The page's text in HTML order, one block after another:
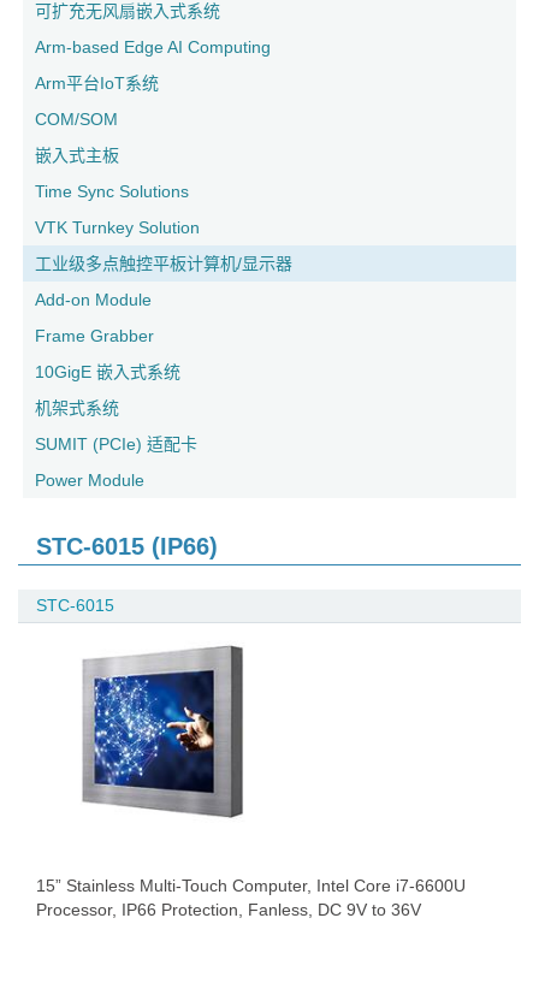
可扩充无风扇嵌入式系统
Arm-based Edge AI Computing
Arm平台IoT系统
COM/SOM
嵌入式主板
Time Sync Solutions
VTK Turnkey Solution
工业级多点触控平板计算机/显示器
Add-on Module
Frame Grabber
10GigE 嵌入式系统
机架式系统
SUMIT (PCIe) 适配卡
Power Module
STC-6015 (IP66)
STC-6015
15” Stainless Multi-Touch Computer, Intel Core i7-6600U
Processor, IP66 Protection, Fanless, DC 9V to 36V